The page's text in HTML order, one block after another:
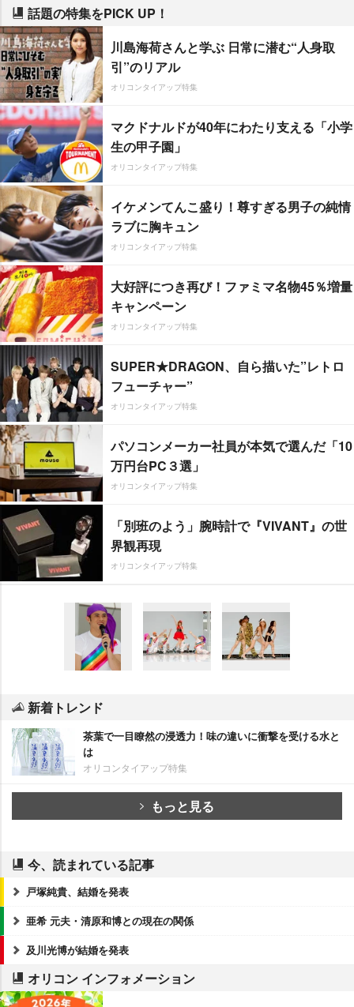
話題の特集をPICK UP！
川島海荷さんと学ぶ 日常に潜む“人身取
引”のリアル
オリコンタイアップ特集
マクドナルドが40年にわたり支える「小学
生の甲子園」
オリコンタイアップ特集
イケメンてんこ盛り！尊すぎる男子の純情
ラブに胸キュン
オリコンタイアップ特集
大好評につき再び！ファミマ名物45％増量
キャンペーン
オリコンタイアップ特集
SUPER★DRAGON、自ら描いた”レトロ
フューチャー”
オリコンタイアップ特集
パソコンメーカー社員が本気で選んだ「10
万円台PC３選」
オリコンタイアップ特集
「別班のよう」腕時計で『VIVANT』の世
界観再現
オリコンタイアップ特集
新着トレンド
茶葉で一目瞭然の浸透力！味の違いに衝撃を受ける水と
は
オリコンタイアップ特集
もっと見る
今、読まれている記事
戸塚純貴、結婚を発表
亜希 元夫・清原和博との現在の関係
及川光博が結婚を発表
オリコン インフォメーション